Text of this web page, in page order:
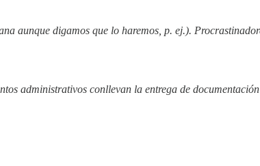
aunque digamos que lo haremos, p. ej.).
administrativos conllevan la entrega de